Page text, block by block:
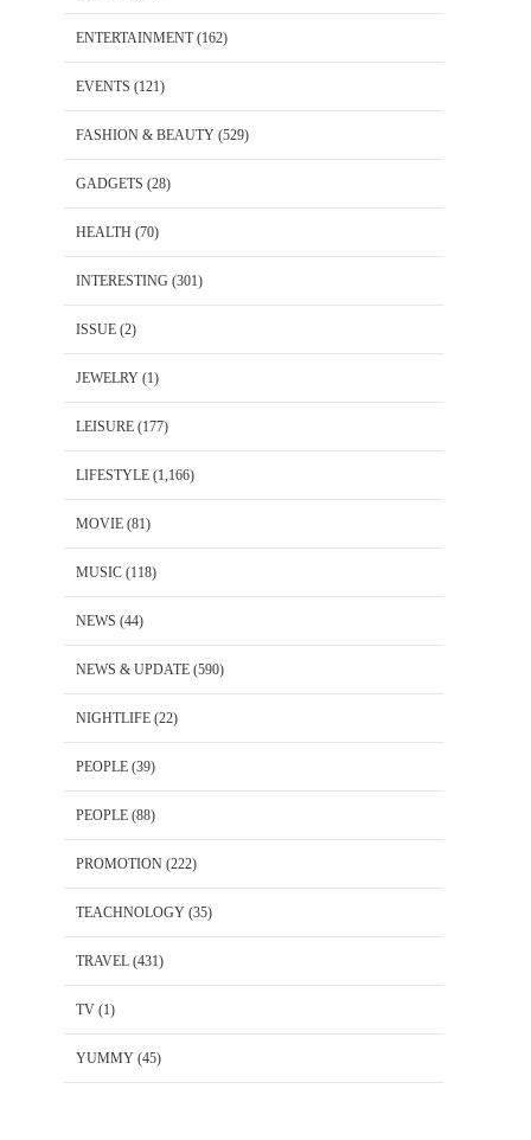
ENTERTAINMENT(162)
EVENTS (121)
FASHION & BEAUTY (529)
GADGETS (28)
HEALTH (70)
INTERESTING (301)
ISSUE (2)
JEWELRY (1)
LEISURE (177)
LIFESTYLE (1,166)
MOVIE (81)
MUSIC (118)
NEWS (44)
NEWS & UPDATE (590)
NIGHTLIFE (22)
PEOPLE (39)
PEOPLE (88)
PROMOTION (222)
TEACHNOLOGY (35)
TRAVEL (431)
TV (1)
YUMMY (45)